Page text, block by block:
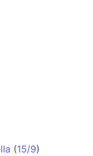
(15/9)